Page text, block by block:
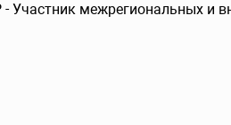
Участник межрегиональных и